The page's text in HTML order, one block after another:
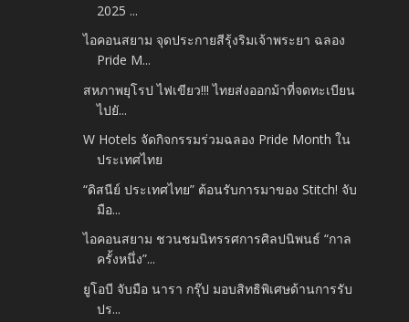
2025 ...
ไอคอนสยาม จุดประกายสีรุ้งริมเจ้าพระยา ฉลอง
Pride M...
สหภาพยุโรป ไฟเขียว!!! ไทยส่งออกม้าที่จดทะเบียน
ไปยั...
W Hotels จัดกิจกรรมร่วมฉลอง Pride Month ใน
ประเทศไทย
“ดิสนีย์ ประเทศไทย” ต้อนรับการมาของ Stitch! จับ
มือ...
ไอคอนสยาม ชวนชมนิทรรศการศิลปนิพนธ์ “กาล
ครั้งหนึ่ง”...
ยูโอบี จับมือ นารา กรุ๊ป มอบสิทธิพิเศษด้านการรับ
ปร...